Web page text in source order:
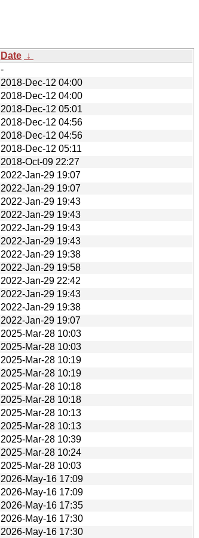
Date ↓
-
2018-Dec-12 04:00
2018-Dec-12 04:00
2018-Dec-12 05:01
2018-Dec-12 04:56
2018-Dec-12 04:56
2018-Dec-12 05:11
2018-Oct-09 22:27
2022-Jan-29 19:07
2022-Jan-29 19:07
2022-Jan-29 19:43
2022-Jan-29 19:43
2022-Jan-29 19:43
2022-Jan-29 19:43
2022-Jan-29 19:38
2022-Jan-29 19:58
2022-Jan-29 22:42
2022-Jan-29 19:43
2022-Jan-29 19:38
2022-Jan-29 19:07
2025-Mar-28 10:03
2025-Mar-28 10:03
2025-Mar-28 10:19
2025-Mar-28 10:19
2025-Mar-28 10:18
2025-Mar-28 10:18
2025-Mar-28 10:13
2025-Mar-28 10:13
2025-Mar-28 10:39
2025-Mar-28 10:24
2025-Mar-28 10:03
2026-May-16 17:09
2026-May-16 17:09
2026-May-16 17:35
2026-May-16 17:30
2026-May-16 17:30